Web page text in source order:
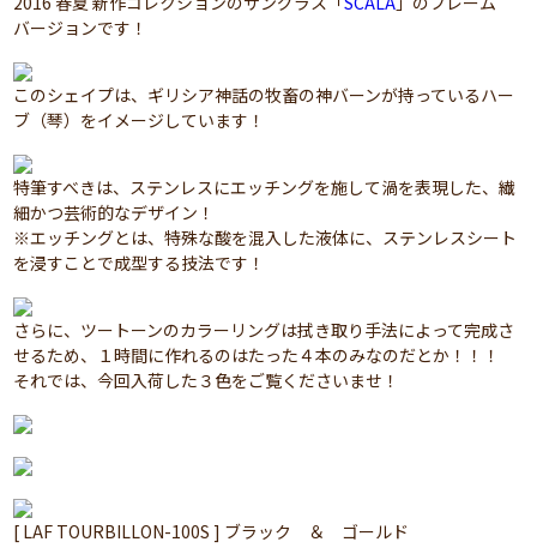
バージョンです！
このシェイプは、ギリシア神話の牧畜の神バーンが持っているハー
ブ（琴）をイメージしています！
特筆すべきは、ステンレスにエッチングを施して渦を表現した、繊
細かつ芸術的なデザイン！
※エッチングとは、特殊な酸を混入した液体に、ステンレスシート
を浸すことで成型する技法です！
さらに、ツートーンのカラーリングは拭き取り手法によって完成さ
せるため、１時間に作れるのはたった４本のみなのだとか！！！
それでは、今回入荷した３色をご覧くださいませ！
[ LAF TOURBILLON-100S ] ブラック ＆ ゴールド